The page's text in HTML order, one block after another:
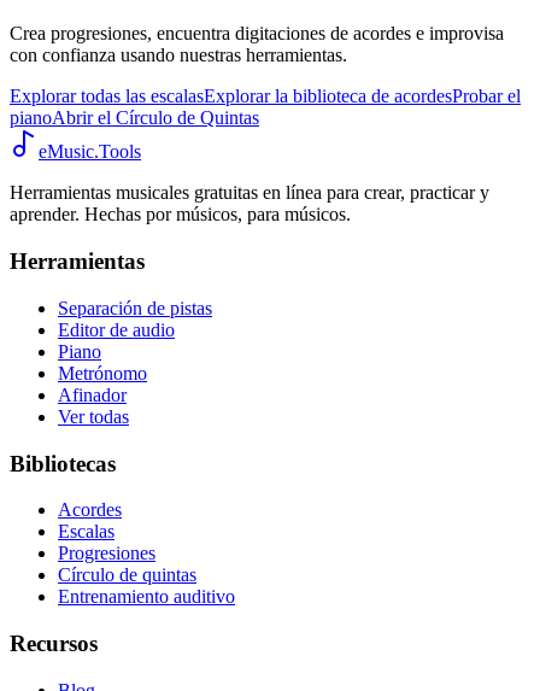
Crea progresiones, encuentra digitaciones de acordes e improvisa
con confianza usando nuestras herramientas.
Explorar todas las escalasExplorar la biblioteca de acordesProbar el
pianoAbrir el Círculo de Quintas
eMusic.Tools
Herramientas musicales gratuitas en línea para crear, practicar y
aprender. Hechas por músicos, para músicos.
Herramientas
Separación de pistas
Editor de audio
Piano
Metrónomo
Afinador
Ver todas
Bibliotecas
Acordes
Escalas
Progresiones
Círculo de quintas
Entrenamiento auditivo
Recursos